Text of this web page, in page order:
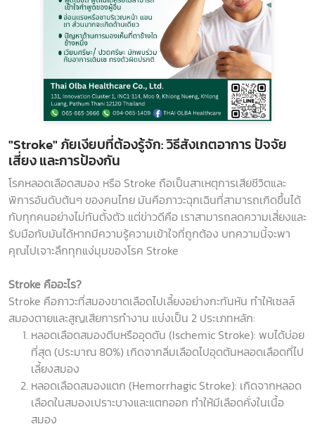
"Stroke" ภัยเงียบที่ต้องรู้จัก: วิธีสังเกตอาการ ปัจจัย
เสี่ยง และการป้องกัน
โรคหลอดเลือดสมอง หรือ Stroke ถือเป็นสาเหตุการเสียชีวิตและ
พิการอันดับต้นๆ ของคนไทย มันคือภาวะฉุกเฉินที่สามารถเกิดขึ้นได้
กับทุกคนอย่างไม่ทันตั้งตัว แต่ข่าวดีคือ เราสามารถลดความเสี่ยงและ
รับมือกับมันได้หากมีความรู้ความเข้าใจที่ถูกต้อง บทความนี้จะพา
คุณไปเจาะลึกทุกแง่มุมของโรค Stroke
Stroke คืออะไร?
Stroke คือภาวะที่สมองขาดเลือดไปเลี้ยงอย่างกะทันหัน ทำให้เซลล์
สมองตายและสูญเสียการทำงาน แบ่งเป็น 2 ประเภทหลัก:
หลอดเลือดสมองตีบหรืออุดตัน (Ischemic Stroke): พบได้บ่อย
ที่สุด (ประมาณ 80%) เกิดจากลิ่มเลือดไปอุดตันหลอดเลือดที่ไป
เลี้ยงสมอง
หลอดเลือดสมองแตก (Hemorrhagic Stroke): เกิดจากหลอด
เลือดในสมองเปราะบางและแตกออก ทำให้มีเลือดคั่งในเนื้อ
สมอง